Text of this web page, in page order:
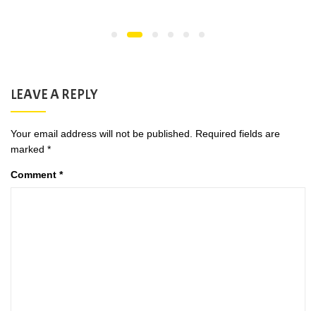
LEAVE A REPLY
Your email address will not be published. Required fields are
marked *
Comment *